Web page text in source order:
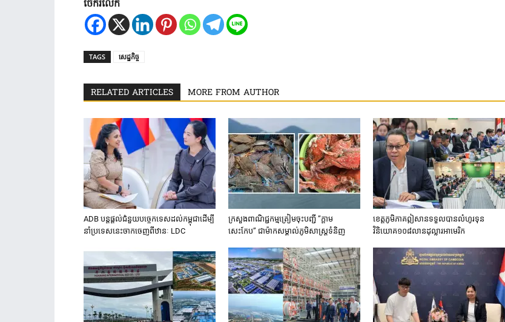
ចែករំលែក
TAGS សេដ្ឋកិច្ច
RELATED ARTICLES MORE FROM AUTHOR
ADB បន្ត​ផ្តល់​ជំនួយ​បច្ចេកទេស​ដល់​កម្ពុជា​ដើម្បី​
នាំ​ប្រទេស​នេះ​ចាក​ចេញ​ពី​ឋានៈ LDC
ក្រសួងពាណិជ្ជកម្ម​ត្រៀម​ចុះបញ្ជី​ ​”ក្តាម
សេះកែប”​ ជា​ម៉ាក​សម្គាល់​ភូមិ​សាស្រ្ត​ទំនិញ​
ខេត្ត​ភូមិភាគឦសាន​ទទួល​បាន​លំហូរទុន​
វិនិយោគ​១០៨​លាន​ដុល្លារ​អាមេរិក​